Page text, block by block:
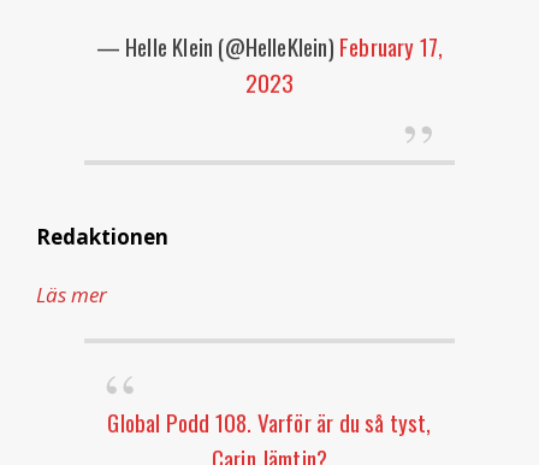
— Helle Klein (@HelleKlein) February 17,
2023
Redaktionen
Läs mer
Global Podd 108. Varför är du så tyst,
Carin Jämtin?